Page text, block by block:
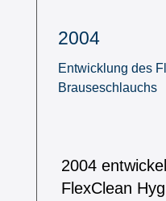
2004
Entwicklung des
Brauseschlauchs
2004
FlexClean